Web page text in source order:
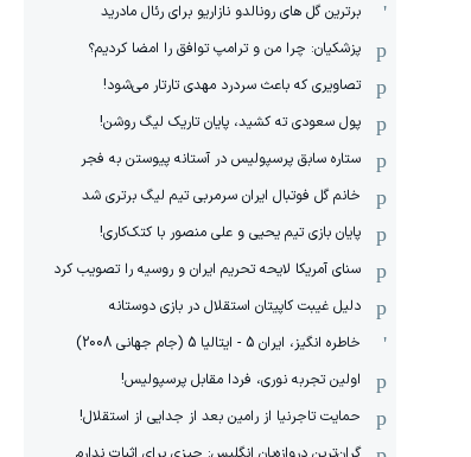
برترین گل های رونالدو نازاریو برای رئال مادرید
پزشکیان: چرا من و ترامپ توافق را امضا کردیم؟
تصاویری که باعث سردرد مهدی تارتار می‌شود!
پول سعودی ته کشید، پایان تاریک لیگ روشن!
ستاره سابق پرسپولیس در آستانه پیوستن به فجر
خانم گل فوتبال ایران سرمربی تیم لیگ برتری شد
پایان بازی تیم یحیی و علی منصور با کتک‌کاری!
سنای آمریکا لایحه تحریم ایران و روسیه را تصویب کرد
دلیل غیبت کاپیتان استقلال در بازی دوستانه
خاطره انگیز، ایران 5 - ایتالیا 5 (جام جهانی 2008)
اولین تجربه نوری، فردا مقابل پرسپولیس!
حمایت تاجرنیا از رامین بعد از جدایی از استقلال!